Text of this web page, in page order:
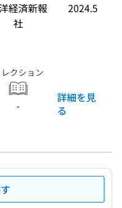
経済新報
社
2024.5
レクション
-
詳細を見
る